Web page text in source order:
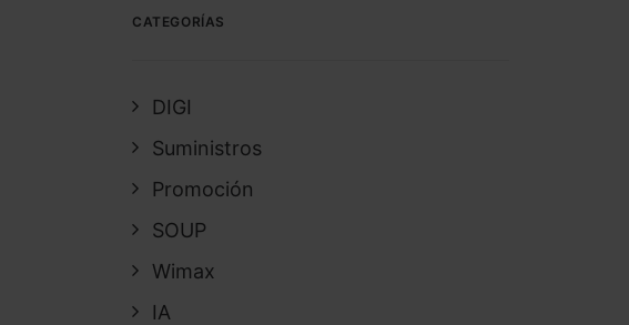
CATEGORÍAS
DIGI
Suministros
Promoción
SOUP
Wimax
IA